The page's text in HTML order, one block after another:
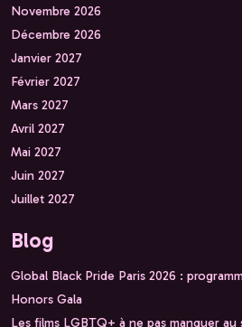
Novembre 2026
Décembre 2026
Janvier 2027
Février 2027
Mars 2027
Avril 2027
Mai 2027
Juin 2027
Juillet 2027
Blog
Global Black Pride Paris 2026 :
Honors Gala
Les films LGBTQ+ à ne pas manquer au